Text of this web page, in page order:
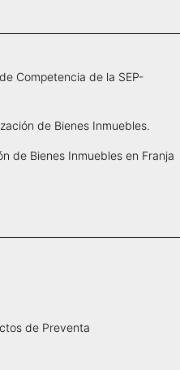
Competencia de la SEP-
de Bienes Inmuebles.
de Bienes Inmuebles en Franja
de Preventa